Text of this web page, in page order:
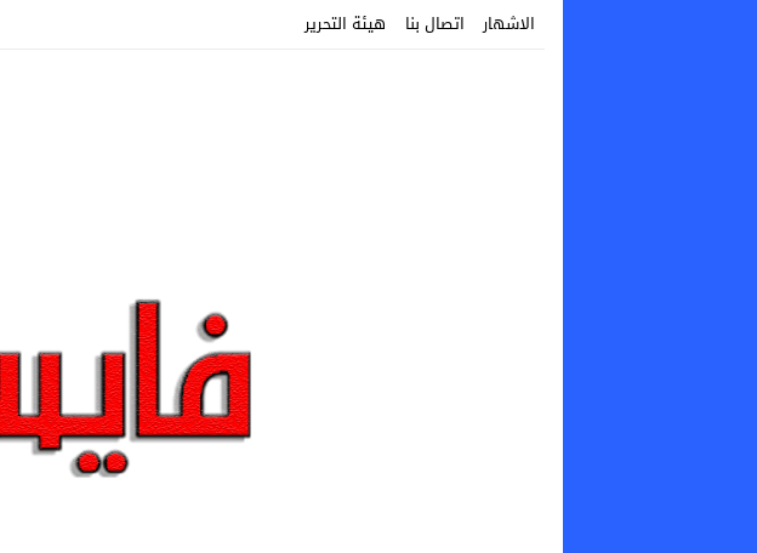
الاشهار اتصال بنا هيئة التحرير